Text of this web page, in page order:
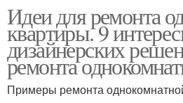
Идеи для ремонта
квартиры. 9
дизайнерских
ремонта
Примеры ремонта